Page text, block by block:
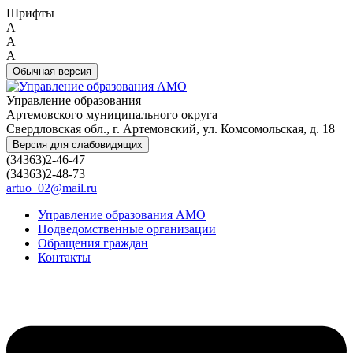
Шрифты
A
A
A
Обычная версия
Управление образования
Артемовского муниципального округа
Свердловская обл., г. Артемовский, ул. Комсомольская, д. 18
Версия для слабовидящих
(34363)2-46-47
(34363)2-48-73
artuo_02@mail.ru
Управление образования АМО
Подведомственные организации
Обращения граждан
Контакты